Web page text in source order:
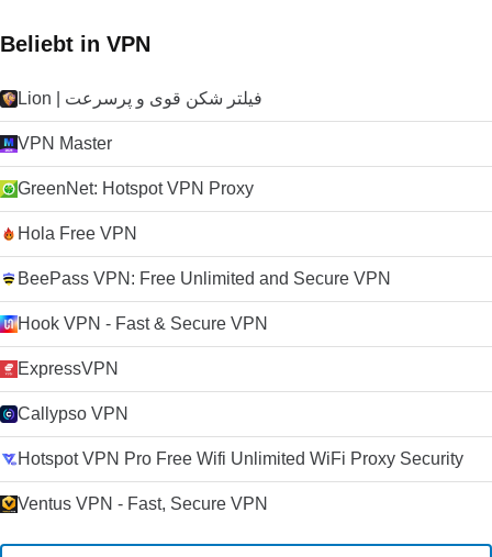
Beliebt in VPN
Lion | فیلتر شکن قوی و پرسرعت
VPN Master
GreenNet: Hotspot VPN Proxy
Hola Free VPN
BeePass VPN: Free Unlimited and Secure VPN
Hook VPN - Fast & Secure VPN
ExpressVPN
Callypso VPN
Hotspot VPN Pro Free Wifi Unlimited WiFi Proxy Security
Ventus VPN - Fast, Secure VPN